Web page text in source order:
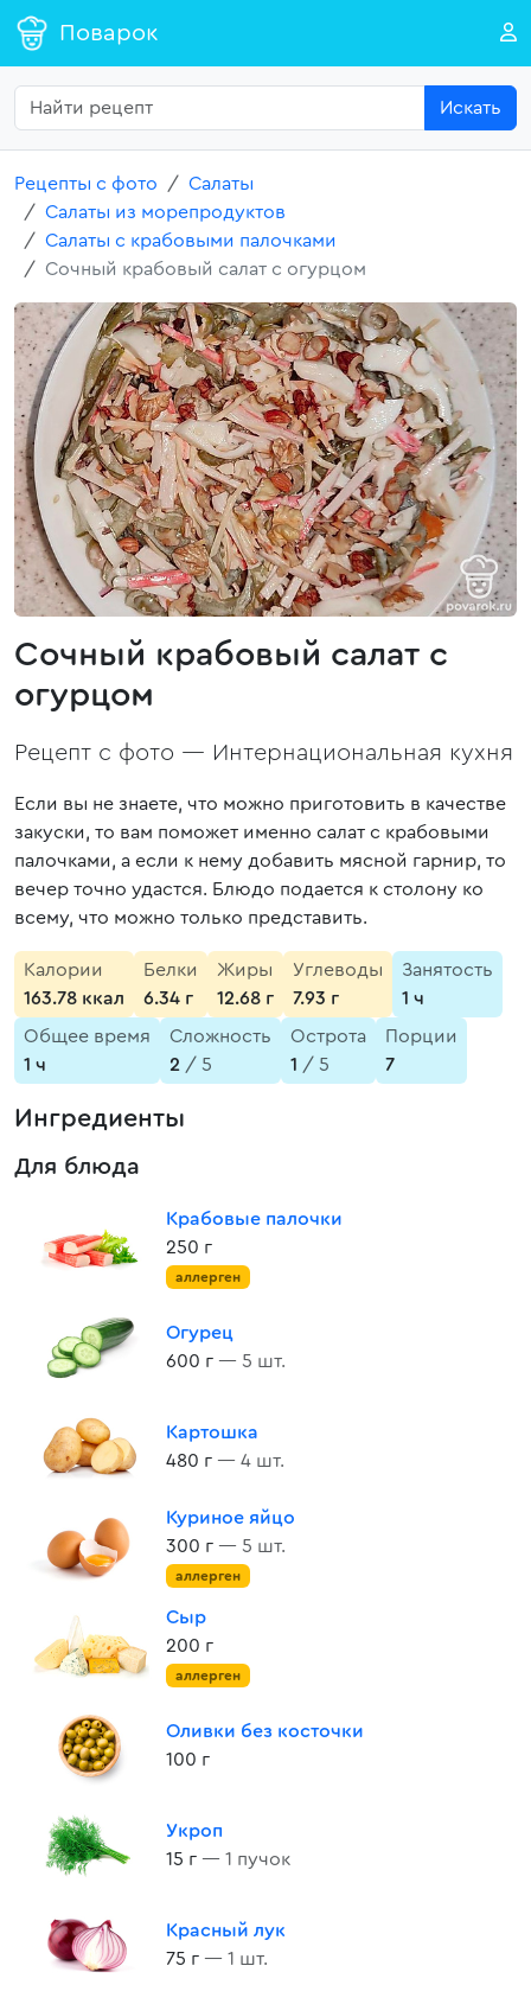
Поварок
Искать
Рецепты с фото
Салаты
Салаты из морепродуктов
Салаты с крабовыми палочками
Сочный крабовый салат с огурцом
Сочный крабовый салат с
огурцом
Рецепт с фото — Интернациональная кухня
Если вы не знаете, что можно приготовить в качестве
закуски, то вам поможет именно салат с крабовыми
палочками, а если к нему добавить мясной гарнир, то
вечер точно удастся. Блюдо подается к столону ко
всему, что можно только представить.
Калории
163.78 ккал
Белки
6.34 г
Жиры
12.68 г
Углеводы
7.93 г
Занятость
1 ч
Общее время
1 ч
Сложность
2 / 5
Острота
1 / 5
Порции
7
Ингредиенты
Для блюда
Крабовые палочки
250 г
аллерген
Огурец
600 г — 5 шт.
Картошка
480 г — 4 шт.
Куриное яйцо
300 г — 5 шт.
аллерген
Сыр
200 г
аллерген
Оливки без косточки
100 г
Укроп
15 г — 1 пучок
Красный лук
75 г — 1 шт.